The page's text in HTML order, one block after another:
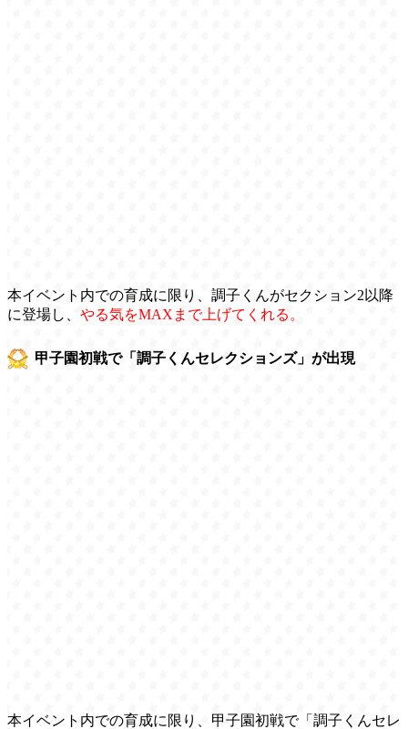
本イベント内での育成に限り、調子くんがセクション2以降
に登場し、 やる気をMAXまで上げてくれる。
甲子園初戦で「調子くんセレクションズ」が出現
本イベント内での育成に限り、甲子園初戦で「調子くんセレ